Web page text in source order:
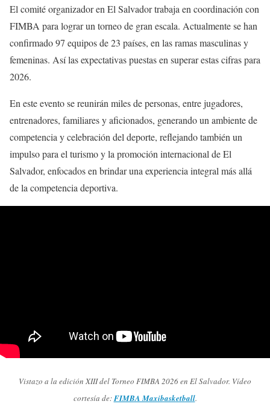
El comité organizador en El Salvador trabaja en coordinación con
FIMBA para lograr un torneo de gran escala. Actualmente se han
confirmado 97 equipos de 23 países, en las ramas masculinas y
femeninas. Así las expectativas puestas en superar estas cifras para
2026.
En este evento se reunirán miles de personas, entre jugadores,
entrenadores, familiares y aficionados, generando un ambiente de
competencia y celebración del deporte, reflejando también un
impulso para el turismo y la promoción internacional de El
Salvador, enfocados en brindar una experiencia integral más allá
de la competencia deportiva.
Vistazo a la edición XIII del Torneo FIMBA 2026 en El Salvador. Vídeo
cortesía de:FIMBA Maxibasketball.